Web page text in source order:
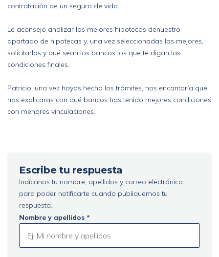
contratación de un seguro de vida.
Le aconsejo analizar las mejores hipotecas denuestro
apartado de hipotecas y, una vez seleccionadas las mejores,
solicitarlas y qué sean los bancos los que te digan las
condiciones finales.
Patricio, una vez hayas hecho los trámites, nos encantaría que
nos explicaras con qué bancos has tenido mejores condiciones
con menores vinculaciones.
Escribe tu respuesta
Indícanos tu nombre, apellidos y correo electrónico
para poder notificarte cuando publiquemos tu
respuesta.
Nombre y apellidos *